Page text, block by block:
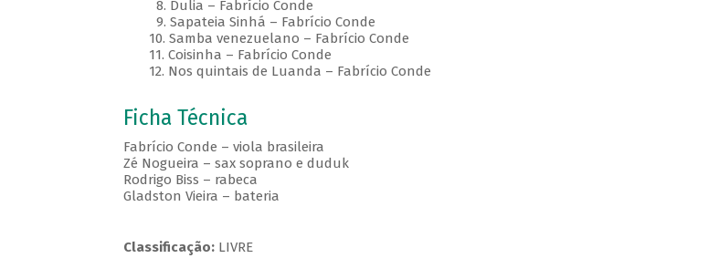
8. Dulia – Fabrício Conde
9. Sapateia Sinhá – Fabrício Conde
10. Samba venezuelano – Fabrício Conde
11. Coisinha – Fabrício Conde
12. Nos quintais de Luanda – Fabrício Conde
Ficha Técnica
Fabrício Conde – viola brasileira
Zé Nogueira – sax soprano e duduk
Rodrigo Biss – rabeca
Gladston Vieira – bateria
Classificação: LIVRE